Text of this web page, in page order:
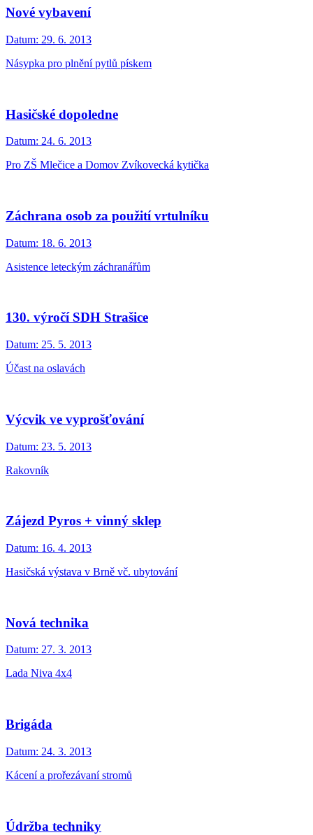
Nové vybavení
Datum: 29. 6. 2013
Násypka pro plnění pytlů pískem
Hasičské dopoledne
Datum: 24. 6. 2013
Pro ZŠ Mlečice a Domov Zvíkovecká kytička
Záchrana osob za použití vrtulníku
Datum: 18. 6. 2013
Asistence leteckým záchranářům
130. výročí SDH Strašice
Datum: 25. 5. 2013
Účast na oslavách
Výcvik ve vyprošťování
Datum: 23. 5. 2013
Rakovník
Zájezd Pyros + vinný sklep
Datum: 16. 4. 2013
Hasičská výstava v Brně vč. ubytování
Nová technika
Datum: 27. 3. 2013
Lada Niva 4x4
Brigáda
Datum: 24. 3. 2013
Kácení a prořezávaní stromů
Údržba techniky